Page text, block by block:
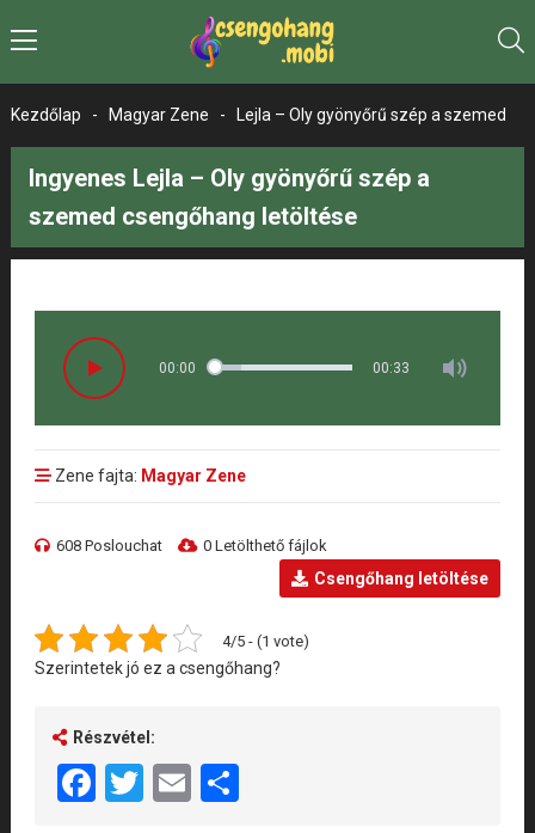
Kezdőlap - Magyar Zene - Lejla – Oly gyönyőrű szép a szemed
Ingyenes Lejla – Oly gyönyőrű szép a
szemed csengőhang letöltése
00:00 00:33
Zene fajta: Magyar Zene
608 Poslouchat 0 Letölthető fájlok
Csengőhang letöltése
4/5 - (1 vote)
Szerintetek jó ez a csengőhang?
Részvétel:
Facebook
Twitter
EmailShare